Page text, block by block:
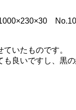
いたものです。
良いですし、黒